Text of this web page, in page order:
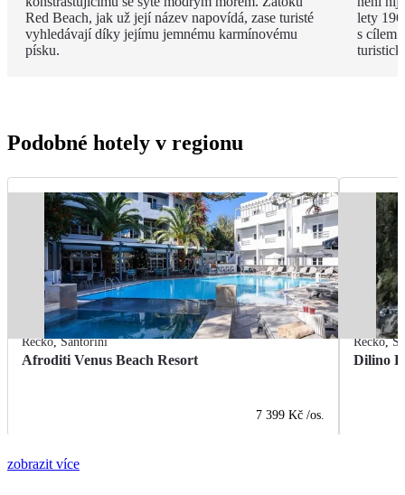
Red Beach, jak už její název napovídá, zase turisté
vyhledávají díky jejímu jemnému karmínovému
písku.
lety
s cílem
Podobné hotely v regionu
Řecko,Santorini
Afroditi Venus Beach Resort
7 399 Kč /os.
Řecko,
Dilino
zobrazit více